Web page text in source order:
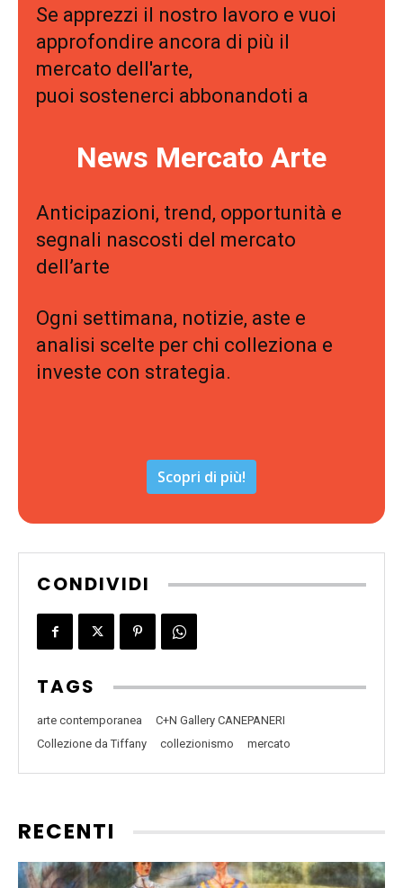
Se apprezzi il nostro lavoro e vuoi
approfondire ancora di più il
mercato dell'arte,
puoi sostenerci abbonandoti a
News Mercato Arte
Anticipazioni, trend, opportunità e
segnali nascosti del mercato
dell’arte
Ogni settimana, notizie, aste e
analisi scelte per chi colleziona e
investe con strategia.
Scopri di più!
CONDIVIDI
TAGS
arte contemporanea
C+N Gallery CANEPANERI
Collezione da Tiffany
collezionismo mercato
RECENTI